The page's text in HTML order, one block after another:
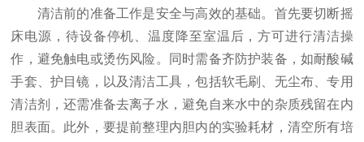
清洁前的准备工作是安全与高效的基础。首先要切断摇
床电源，待设备停机、温度降至室温后，方可进行清洁操
作，避免触电或烫伤风险。同时需备齐防护装备，如耐酸碱
手套、护目镜，以及清洁工具，包括软毛刷、无尘布、专用
清洁剂，还需准备去离子水，避免自来水中的杂质残留在内
胆表面。此外，要提前整理内胆内的实验耗材，清空所有培